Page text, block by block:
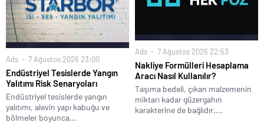
Ads 7 Ağustos 2026 23:00
Endüstriyel Tesislerde Yangın
Yalıtımı Risk Senaryoları
Endüstriyel tesislerde yangın
yalıtımı, alevin yapı kabuğu ve
bölmeler boyunca...
Ads 7 Ağustos 2026 22:53
Nakliye Formülleri Hesaplama
Aracı Nasıl Kullanılır?
Taşıma bedeli, çıkan malzemenin
miktarı kadar güzergahın
karakterine de bağlıdır....